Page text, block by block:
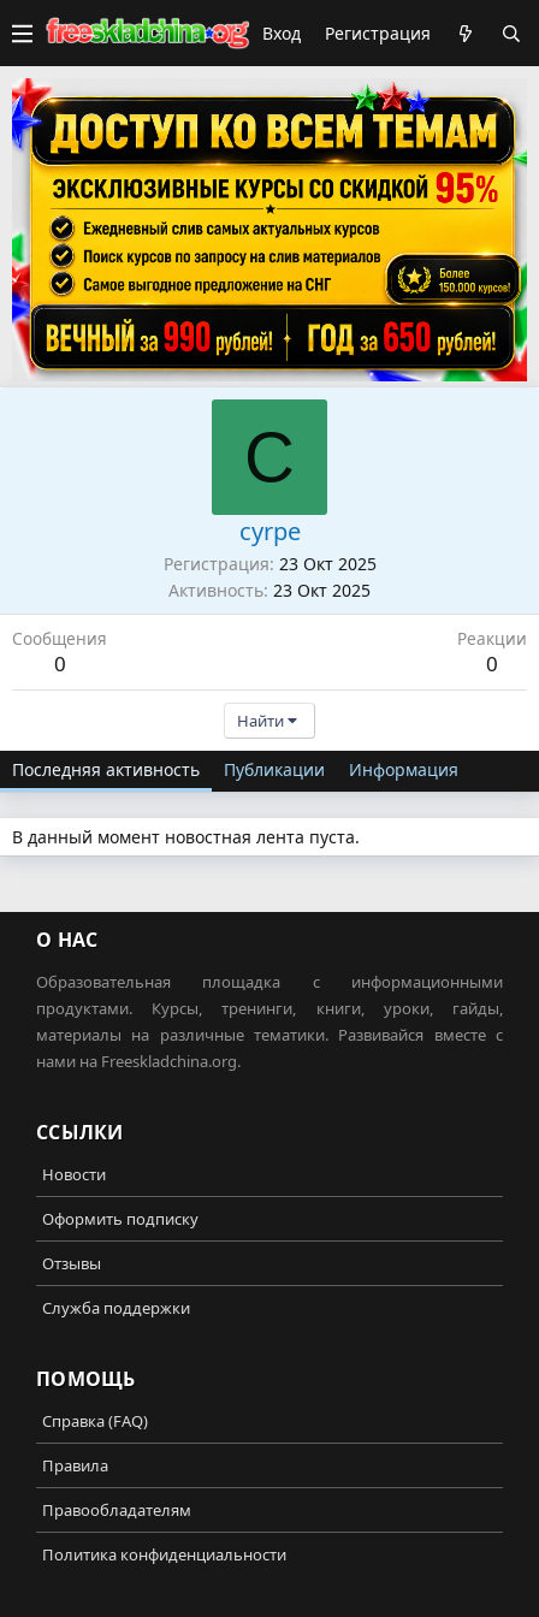
Вход Регистрация
C
cyrpe
Регистрация 23 Окт 2025
Активность 23 Окт 2025
Сообщения
0
Реакции
0
Найти
Последняя активность Публикации Информация
В данный момент новостная лента пуста.
О НАС
Образовательная площадка с информационными
продуктами. Курсы, тренинги, книги, уроки, гайды,
материалы на различные тематики. Развивайся вместе с
нами на Freeskladchina.org.
ССЫЛКИ
Новости
Оформить подписку
Отзывы
Служба поддержки
ПОМОЩЬ
Справка (FAQ)
Правила
Правообладателям
Политика конфиденциальности